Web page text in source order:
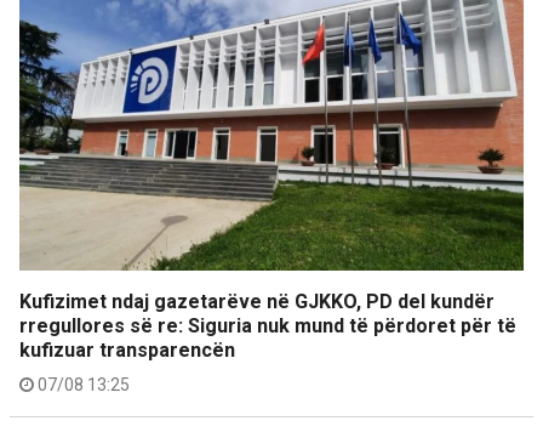
Kufizimet ndaj gazetarëve në GJKKO, PD del kundër
rregullores së re: Siguria nuk mund të përdoret për të
kufizuar transparencën
07/08 13:25